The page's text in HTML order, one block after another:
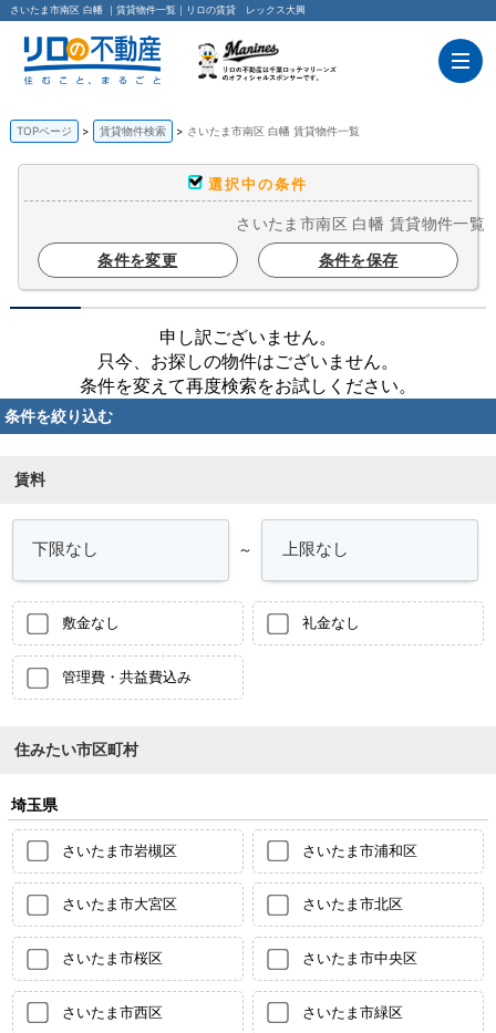
さいたま市南区 白幡 ｜賃貸物件一覧｜リロの賃貸 レックス大興
TOPページ 賃貸物件検索 さいたま市南区 白幡 賃貸物件一覧
選択中の条件
さいたま市南区 白幡 賃貸物件一覧
条件を変更
条件を保存
申し訳ございません。
只今、お探しの物件はございません。
条件を変えて再度検索をお試しください。
条件を絞り込む
賃料
～
敷金なし 礼金なし
管理費・共益費込み
住みたい市区町村
埼玉県
さいたま市岩槻区 さいたま市浦和区
さいたま市大宮区 さいたま市北区
さいたま市桜区 さいたま市中央区
さいたま市西区 さいたま市緑区